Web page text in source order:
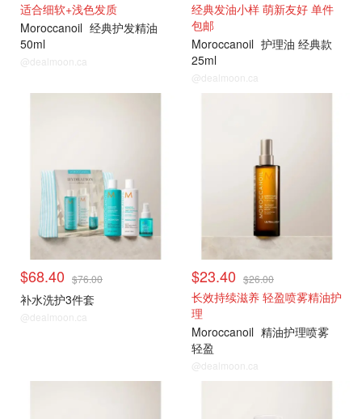
适合细软+浅色发质
Moroccanoil 经典护发精油
50ml
@dealmoon.ca
经典发油小样 萌新友好 单件
包邮
Moroccanoil 护理油 经典款
25ml
@dealmoon.ca
$68.40 $76.00
补水洗护3件套
@dealmoon.ca
$23.40 $26.00
长效持续滋养 轻盈喷雾精油护
理
Moroccanoil 精油护理喷雾
轻盈
@dealmoon.ca